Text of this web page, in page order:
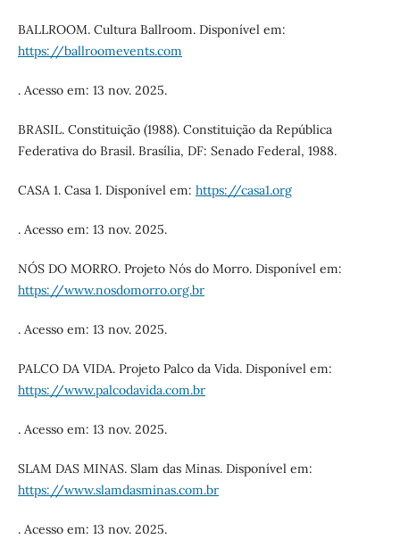
BALLROOM. Cultura Ballroom. Disponível em:
https://ballroomevents.com
. Acesso em: 13 nov. 2025.
BRASIL. Constituição (1988). Constituição da República
Federativa do Brasil. Brasília, DF: Senado Federal, 1988.
CASA 1. Casa 1. Disponível em: https://casa1.org
. Acesso em: 13 nov. 2025.
NÓS DO MORRO. Projeto Nós do Morro. Disponível em:
https://www.nosdomorro.org.br
. Acesso em: 13 nov. 2025.
PALCO DA VIDA. Projeto Palco da Vida. Disponível em:
https://www.palcodavida.com.br
. Acesso em: 13 nov. 2025.
SLAM DAS MINAS. Slam das Minas. Disponível em:
https://www.slamdasminas.com.br
. Acesso em: 13 nov. 2025.